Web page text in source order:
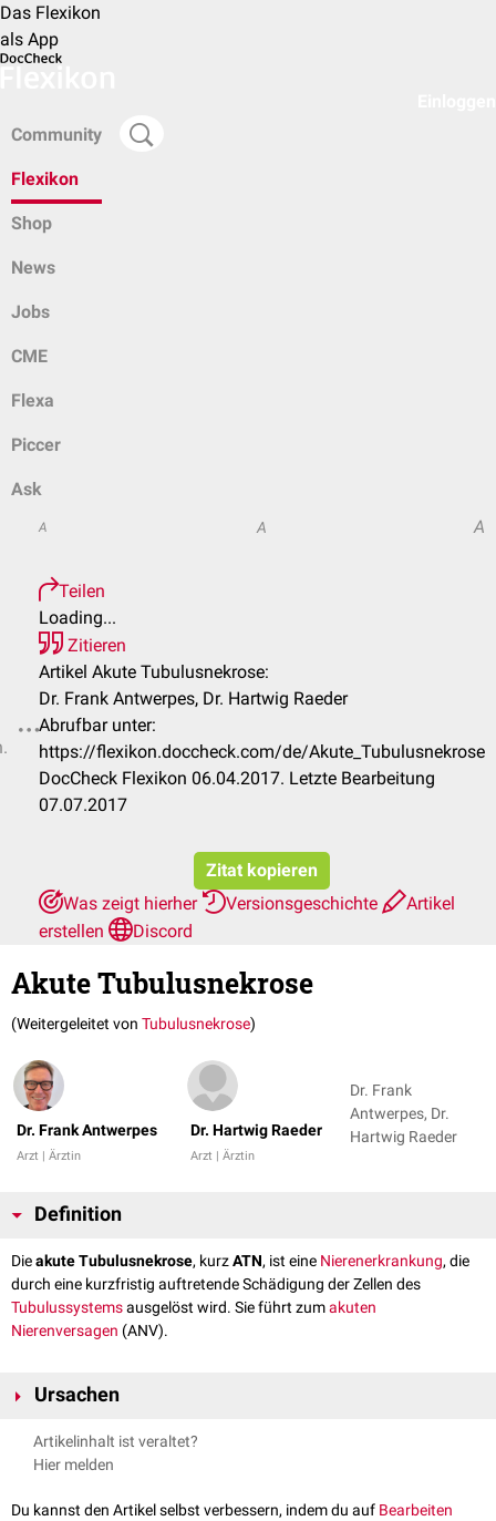
Das Flexikon
als App
Community
Flexikon
Shop
News
Jobs
CME
Flexa
Piccer
Ask
A A A
Teilen
Loading...
Zitieren
Artikel Akute Tubulusnekrose:
Dr. Frank Antwerpes, Dr. Hartwig Raeder
Abrufbar unter:
https://flexikon.doccheck.com/de/Akute_Tubulusnekrose
DocCheck Flexikon 06.04.2017. Letzte Bearbeitung
07.07.2017
Zitat kopieren
Was zeigt hierher
Versionsgeschichte
Artikel
erstellen
Discord
Akute Tubulusnekrose
(Weitergeleitet von Tubulusnekrose)
Dr. Frank Antwerpes
Arzt | Ärztin
Dr. Hartwig Raeder
Arzt | Ärztin
Dr. Frank
Antwerpes, Dr.
Hartwig Raeder
Definition
Dieakute Tubulusnekrose, kurzATN, ist eine Nierenerkrankung, die
durch eine kurzfristig auftretende Schädigung der Zellen des
Tubulussystemsausgelöst wird. Sie führt zumakuten
Nierenversagen (ANV).
Ursachen
Die Ursachen für eine akute Tubulusnekrose können vielfältig sein, z.B.:
nephrotoxische
Röntgenkontrastmittel,Cyclosporin,Tacrolimus ,NSAR,Colistimethat
Artikelinhalt ist veraltet?
Hier melden
Du kannst den Artikel selbst verbessern, indem du auf Bearbeiten